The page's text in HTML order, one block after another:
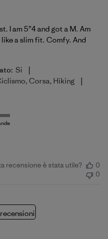
I am 5”4 and got a M. Am
like a slim fit. Comfy. And
Si |
Corsa, Hiking |
recensione è stata utile?
0
0